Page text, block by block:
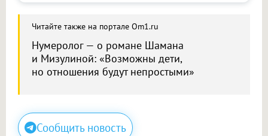
Читайте также на портале Om1.ru
Нумеролог — о романе Шамана
и Мизулиной: «Возможны дети,
но отношения будут непростыми»
Сообщить новость